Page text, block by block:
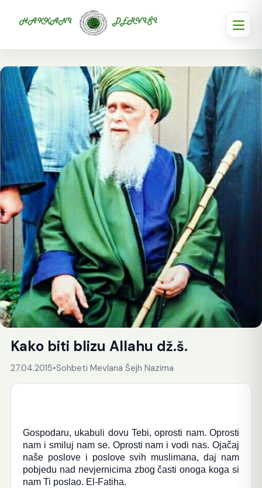
Kako biti blizu Allahu dž.š.
27.04.2015•Sohbeti Mevlana Šejh Nazima
Gospodaru, ukabuli dovu Tebi, oprosti nam. Oprosti
nam i smiluj nam se. Oprosti nam i vodi nas. Ojačaj
naše poslove i poslove svih muslimana, daj nam
pobjedu nad nevjernicima zbog časti onoga koga si
nam Ti poslao. El-Fatiha.